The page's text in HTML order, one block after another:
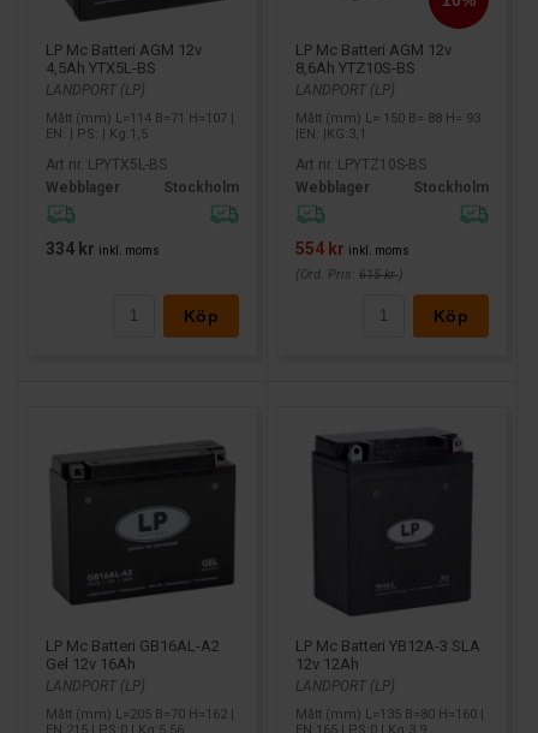
LP Mc Batteri AGM 12v
4,5Ah YTX5L-BS
LANDPORT (LP)
Mått (mm) L=114 B=71 H=107 |
EN: | PS: | Kg:1,5
Art nr. LPYTX5L-BS
Webblager
Stockholm
334 kr inkl. moms
Köp
LP Mc Batteri AGM 12v
8,6Ah YTZ10S-BS
LANDPORT (LP)
Mått (mm) L= 150 B= 88 H= 93
|EN: |KG:3,1
Art nr. LPYTZ10S-BS
Webblager
Stockholm
554 kr inkl. moms
(Ord. Pris: 615 kr)
Köp
LP Mc Batteri GB16AL-A2
Gel 12v 16Ah
LANDPORT (LP)
Mått (mm) L=205 B=70 H=162 |
EN:215 | PS:0 | Kg:5,56
LP Mc Batteri YB12A-3 SLA
12v 12Ah
LANDPORT (LP)
Mått (mm) L=135 B=80 H=160 |
EN:165 | PS:0 | Kg:3,9